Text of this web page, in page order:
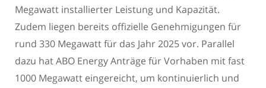
Megawatt installierter Leistung und Kapazität.
Zudem liegen bereits offizielle Genehmigungen für
rund 330 Megawatt für das Jahr 2025 vor. Parallel
dazu hat ABO Energy Anträge für Vorhaben mit fast
1000 Megawatt eingereicht, um kontinuierlich und